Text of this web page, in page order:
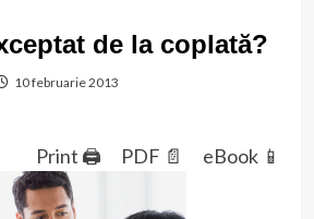
de la coplată?
10 februarie 2013
Print 🖨 PDF 📄 eBook 📱